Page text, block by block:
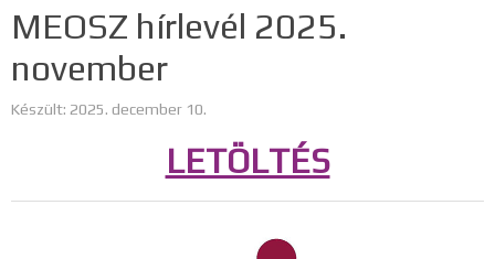
MEOSZ hírlevél 2025.
november
Készült: 2025. december 10.
LETÖLTÉS